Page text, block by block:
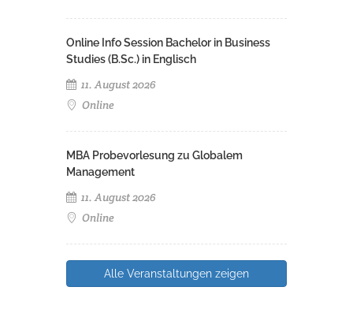
Online Info Session Bachelor in Business
Studies (B.Sc.) in Englisch
11. August 2026
Online
MBA Probevorlesung zu Globalem
Management
11. August 2026
Online
Alle Veranstaltungen zeigen